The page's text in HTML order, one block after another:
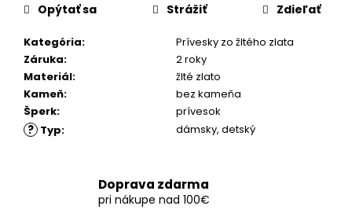
Kategória:
Prívesky zo žltého zlata
Záruka:
2 roky
Materiál:
žlté zlato
Kameň:
bez kameňa
Šperk: prívesok
? Typ: dámsky, detský
Opýtať sa Strážiť Zdieľať
Doprava zdarma
pri nákupe nad 100€
m